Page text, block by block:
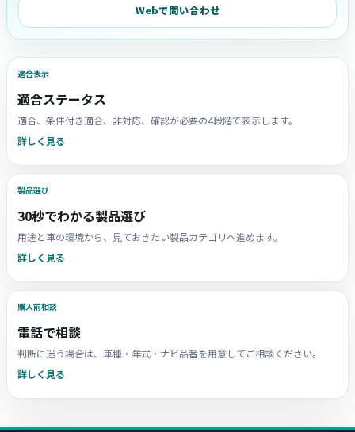
Webで問い合わせ
適合表示
適合ステータス
適合、条件付き適合、非対応、確認が必要の4段階で表示します。
詳しく見る
製品選び
30秒でわかる製品選び
用途と車の環境から、見ておきたい製品カテゴリへ進めます。
詳しく見る
購入前相談
電話で相談
判断に迷う場合は、車種・年式・ナビ品番を用意してご相談ください。
詳しく見る